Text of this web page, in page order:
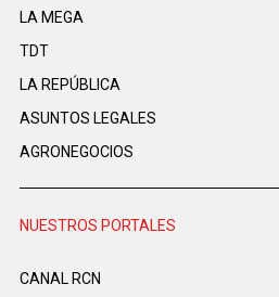
LA MEGA
TDT
LA REPÚBLICA
ASUNTOS LEGALES
AGRONEGOCIOS
NUESTROS PORTALES
CANAL RCN